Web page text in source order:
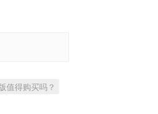
值得购买吗？